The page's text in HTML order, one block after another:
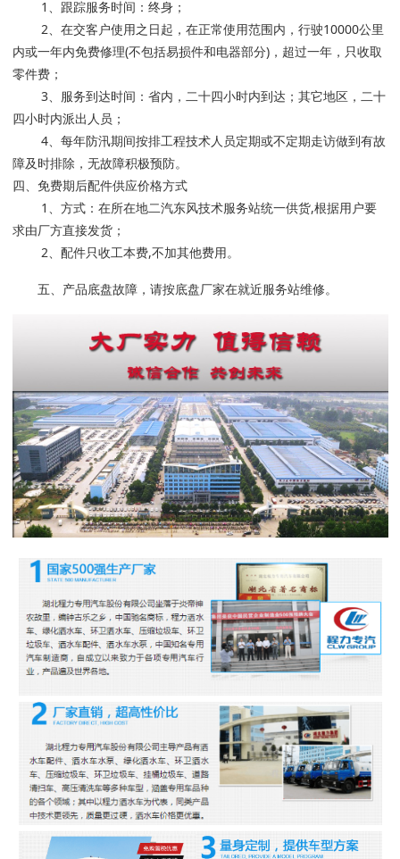
1、跟踪服务时间：终身；
2、在交客户使用之日起，在正常使用范围内，行驶10000公里
内或一年内免费修理(不包括易损件和电器部分)，超过一年，只收取
零件费；
3、服务到达时间：省内，二十四小时内到达；其它地区，二十
四小时内派出人员；
4、每年防汛期间按排工程技术人员定期或不定期走访做到有故
障及时排除，无故障积极预防。
四、免费期后配件供应价格方式
1、方式：在所在地二汽东风技术服务站统一供货,根据用户要
求由厂方直接发货；
2、配件只收工本费,不加其他费用。
五、产品底盘故障，请按底盘厂家在就近服务站维修。